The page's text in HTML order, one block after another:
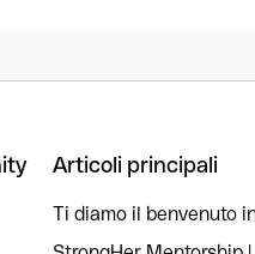
Articoli principali
Ti diamo il benvenuto